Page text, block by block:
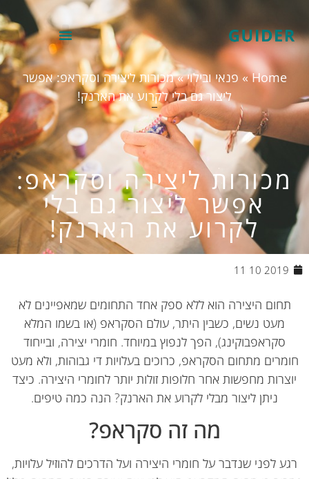
Home
»פנאי ובילוי»מכורות ליצירה וסקראפ: אפשר
ליצור גם בלי לקרוע את הארנק!
ליצירה וסקראפ:
אפשר ליצור גם בלי
לקרוע את הארנק!
2019 10 11
היצירה הוא ללא ספק אחד התחומים שמאפיינים לא
מעט נשים, כשבין היתר, עולם הסקראפ (או בשמו המלא
סקראפבוקינג), הפך לנפוץ במיוחד. חומרי יצירה, ובייחוד
מתחום הסקראפ, כרוכים בעלויות די גבוהות, ולא מעט
מחפשות אחר חלופות זולות יותר לחומרי היצירה. כיצד
ניתן ליצור מבלי לקרוע את הארנק? הנה כמה טיפים.
מה זה סקראפ?
לפני שנדבר על חומרי היצירה ועל הדרכים להוזיל עלויות,